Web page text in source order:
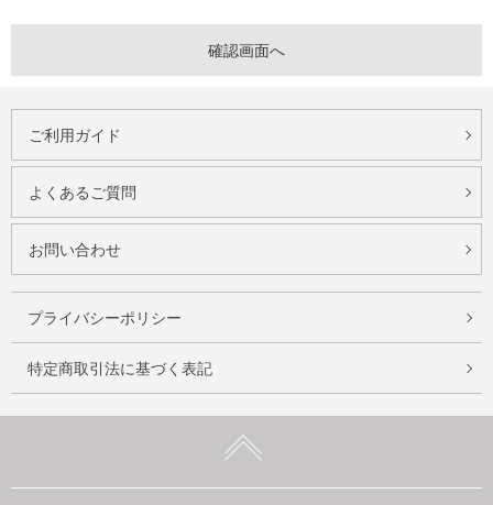
ご利用ガイド
よくあるご質問
お問い合わせ
プライバシーポリシー
特定商取引法に基づく表記